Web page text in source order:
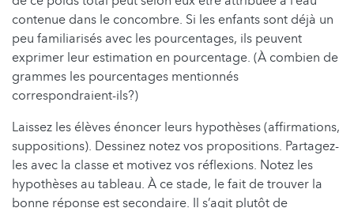
contenue dans le concombre. Si les enfants sont déjà un
peu familiarisés avec les pourcentages, ils peuvent
exprimer leur estimation en pourcentage. (À combien de
grammes les pourcentages mentionnés
correspondraient-ils?)
Laissez les élèves énoncer leurs hypothèses (affirmations,
suppositions). Dessinez notez vos propositions. Partagez-
les avec la classe et motivez vos réflexions. Notez les
hypothèses au tableau. À ce stade, le fait de trouver la
bonne réponse est secondaire. Il s’agit plutôt de